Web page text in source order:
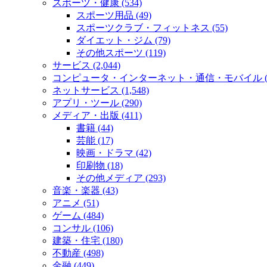
スポーツ・健康 (534)
スポーツ用品 (49)
スポーツクラブ・フィットネス (55)
ダイエット・ジム (79)
その他スポーツ (119)
サービス (2,044)
コンピュータ・インターネット・通信・モバイル
ネットサービス (1,548)
アプリ・ツール (290)
メディア・出版 (411)
書籍 (44)
芸能 (17)
映画・ドラマ (42)
印刷物 (18)
その他メディア (293)
音楽・楽器 (43)
アニメ (51)
ゲーム (484)
コンサル (106)
建築・住宅 (180)
不動産 (498)